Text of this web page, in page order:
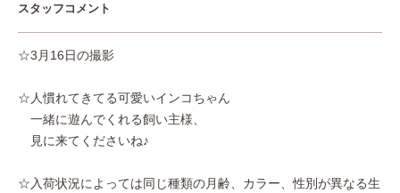
スタッフコメント
☆3月16日の撮影
☆人慣れてきてる可愛いインコちゃん
一緒に遊んでくれる飼い主様、
見に来てくださいね♪
☆入荷状況によっては同じ種類の月齢、カラー、性別が異なる生